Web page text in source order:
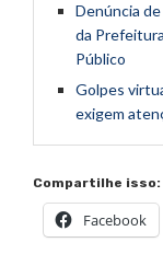
Denúncia
da
Público
Golpes
exigem
Compartilhe isso:
Facebook